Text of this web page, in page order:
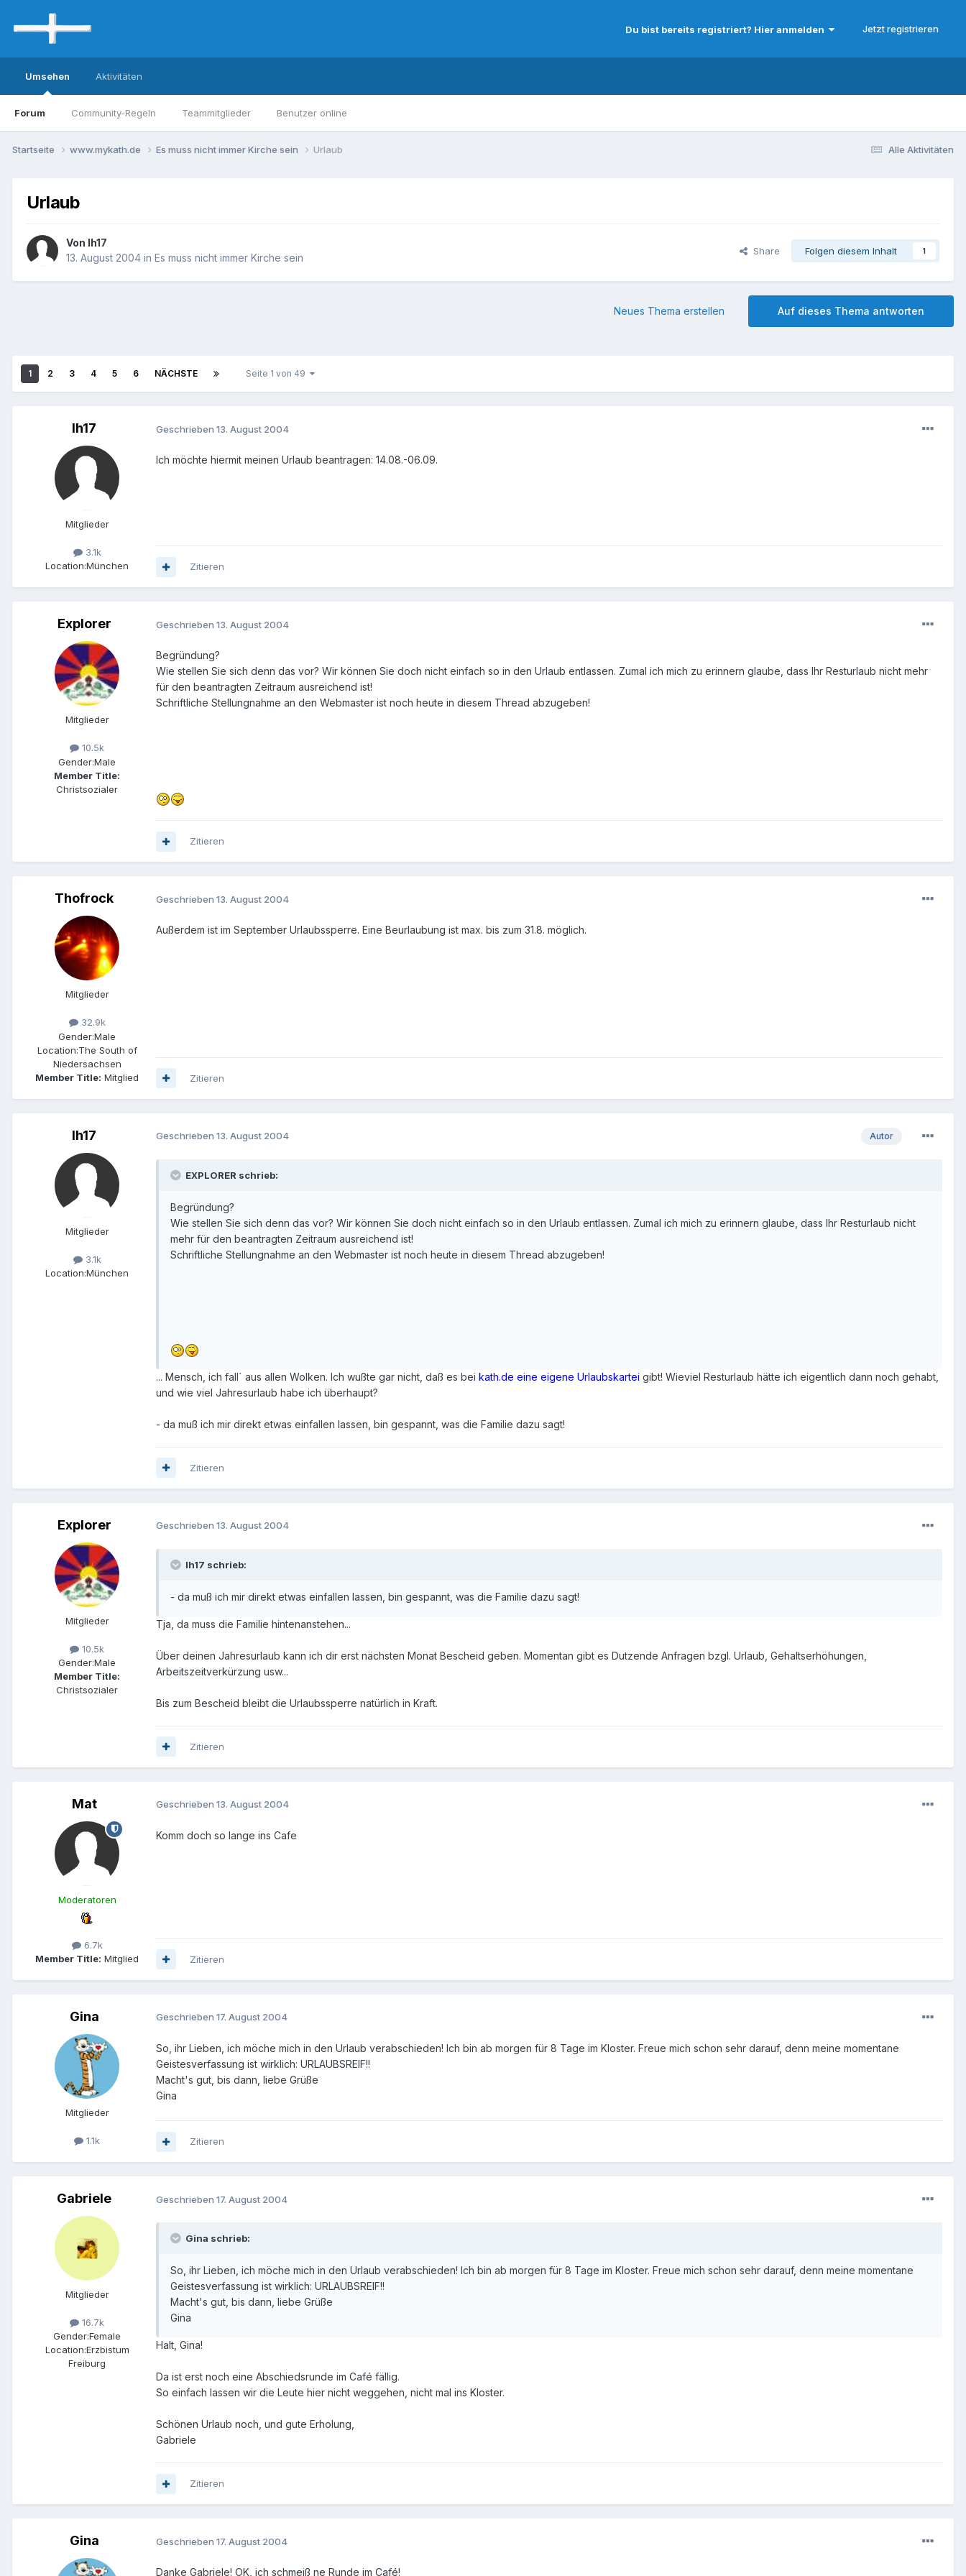
Du bist bereits registriert? Hier anmelden Jetzt registrieren
Umsehen
Forum Community-Regeln Teammitglieder Benutzer online
Aktivitäten
Alle Aktivitäten
Startseite www.mykath.de Es muss nicht immer Kirche sein Urlaub
Urlaub
Von lh17
13. August 2004 in Es muss nicht immer Kirche sein
Share Folgen diesem Inhalt 1
Auf dieses Thema antworten
Neues Thema erstellen
1 2 3 4 5 6 NÄCHSTE Seite 1 von 49
lh17
Mitglieder
3.1k
Location:München
Geschrieben 13. August 2004
Ich möchte hiermit meinen Urlaub beantragen: 14.08.-06.09.
Zitieren
Explorer
Mitglieder
10.5k
Gender:Male
Member Title:
Christsozialer
Geschrieben 13. August 2004
Begründung?
Wie stellen Sie sich denn das vor? Wir können Sie doch nicht einfach so in den Urlaub entlassen. Zumal ich mich zu erinnern glaube, dass Ihr Resturlaub nicht mehr
für den beantragten Zeitraum ausreichend ist!
Schriftliche Stellungnahme an den Webmaster ist noch heute in diesem Thread abzugeben!
Zitieren
Thofrock
Mitglieder
32.9k
Gender:Male
Location:The South of
Niedersachsen
Member Title: Mitglied
Geschrieben 13. August 2004
Außerdem ist im September Urlaubssperre. Eine Beurlaubung ist max. bis zum 31.8. möglich.
Zitieren
lh17
Mitglieder
3.1k
Location:München
Autor
Geschrieben 13. August 2004
EXPLORER schrieb:
Begründung?
Wie stellen Sie sich denn das vor? Wir können Sie doch nicht einfach so in den Urlaub entlassen. Zumal ich mich zu erinnern glaube, dass Ihr Resturlaub nicht
mehr für den beantragten Zeitraum ausreichend ist!
Schriftliche Stellungnahme an den Webmaster ist noch heute in diesem Thread abzugeben!
... Mensch, ich fall´ aus allen Wolken. Ich wußte gar nicht, daß es bei kath.de eine eigene Urlaubskartei gibt! Wieviel Resturlaub hätte ich eigentlich dann noch gehabt,
und wie viel Jahresurlaub habe ich überhaupt?
- da muß ich mir direkt etwas einfallen lassen, bin gespannt, was die Familie dazu sagt!
Zitieren
Explorer
Mitglieder
10.5k
Gender:Male
Member Title:
Christsozialer
Geschrieben 13. August 2004
lh17 schrieb:
- da muß ich mir direkt etwas einfallen lassen, bin gespannt, was die Familie dazu sagt!
Tja, da muss die Familie hintenanstehen...
Über deinen Jahresurlaub kann ich dir erst nächsten Monat Bescheid geben. Momentan gibt es Dutzende Anfragen bzgl. Urlaub, Gehaltserhöhungen,
Arbeitszeitverkürzung usw...
Bis zum Bescheid bleibt die Urlaubssperre natürlich in Kraft.
Zitieren
Mat
Moderatoren
6.7k
Member Title: Mitglied
Geschrieben 13. August 2004
Komm doch so lange ins Cafe
Zitieren
Gina
Mitglieder
1.1k
Geschrieben 17. August 2004
So, ihr Lieben, ich möche mich in den Urlaub verabschieden! Ich bin ab morgen für 8 Tage im Kloster. Freue mich schon sehr darauf, denn meine momentane
Geistesverfassung ist wirklich: URLAUBSREIF!!
Macht's gut, bis dann, liebe Grüße
Gina
Zitieren
Gabriele
Mitglieder
16.7k
Gender:Female
Location:Erzbistum
Freiburg
Geschrieben 17. August 2004
Gina schrieb:
So, ihr Lieben, ich möche mich in den Urlaub verabschieden! Ich bin ab morgen für 8 Tage im Kloster. Freue mich schon sehr darauf, denn meine momentane
Geistesverfassung ist wirklich: URLAUBSREIF!!
Macht's gut, bis dann, liebe Grüße
Gina
Halt, Gina!
Da ist erst noch eine Abschiedsrunde im Café fällig.
So einfach lassen wir die Leute hier nicht weggehen, nicht mal ins Kloster.
Schönen Urlaub noch, und gute Erholung,
Gabriele
Zitieren
Gina Geschrieben 17. August 2004
Danke Gabriele! OK, ich schmeiß ne Runde im Café!